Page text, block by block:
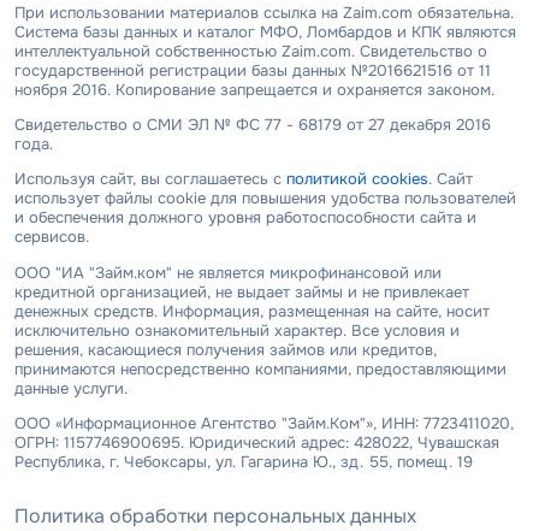
При использовании материалов ссылка на Zaim.com обязательна.
Система базы данных и каталог МФО, Ломбардов и КПК являются
интеллектуальной собственностью Zaim.com. Свидетельство о
государственной регистрации базы данных №2016621516 от 11
ноября 2016. Копирование запрещается и охраняется законом.
Свидетельство о СМИ ЭЛ № ФС 77 - 68179 от 27 декабря 2016
года.
Используя сайт, вы соглашаетесь с политикой cookies. Сайт
использует файлы cookie для повышения удобства пользователей
и обеспечения должного уровня работоспособности сайта и
сервисов.
ООО "ИА "Займ.ком" не является микрофинансовой или
кредитной организацией, не выдает займы и не привлекает
денежных средств. Информация, размещенная на сайте, носит
исключительно ознакомительный характер. Все условия и
решения, касающиеся получения займов или кредитов,
принимаются непосредственно компаниями, предоставляющими
данные услуги.
ООО «Информационное Агентство "Займ.Ком"», ИНН: 7723411020,
ОГРН: 1157746900695. Юридический адрес: 428022, Чувашская
Республика, г. Чебоксары, ул. Гагарина Ю., зд. 55, помещ. 19
Политика обработки персональных данных